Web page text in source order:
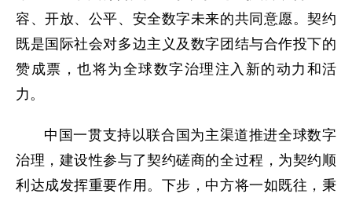
容、开放、公平、安全数字未来的共同意愿。契约
既是国际社会对多边主义及数字团结与合作投下的
赞成票，也将为全球数字治理注入新的动力和活
力。
中国一贯支持以联合国为主渠道推进全球数字
治理，建设性参与了契约磋商的全过程，为契约顺
利达成发挥重要作用。下步，中方将一如既往，秉